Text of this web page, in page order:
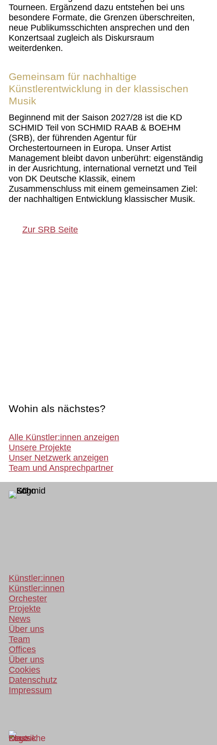
Tourneen. Ergänzend dazu entstehen bei uns
besondere Formate, die Grenzen überschreiten,
neue Publikumsschichten ansprechen und den
Konzertsaal zugleich als Diskursraum
weiterdenken.
Gemeinsam für nachhaltige
Künstlerentwicklung in der klassischen
Musik
Beginnend mit der Saison 2027/28 ist die KD
SCHMID Teil von SCHMID RAAB & BOEHM
(SRB), der führenden Agentur für
Orchestertourneen in Europa. Unser Artist
Management bleibt davon unberührt: eigenständig
in der Ausrichtung, international vernetzt und Teil
von DK Deutsche Klassik, einem
Zusammenschluss mit einem gemeinsamen Ziel:
der nachhaltigen Entwicklung klassischer Musik.
Zur SRB Seite
Wohin als nächstes?
Alle Künstler:innen anzeigen
Unsere Projekte
Unser Netzwerk anzeigen
Team und Ansprechpartner
Künstler:innen
Künstler:innen
Orchester
Projekte
News
Über uns
Team
Offices
Über uns
Cookies
Datenschutz
Impressum